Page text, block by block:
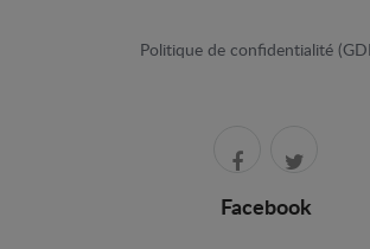
Politique de confidentialité
Facebook